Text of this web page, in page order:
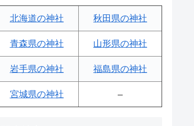
北海道の神社 秋田県の神社
青森県の神社 山形県の神社
岩手県の神社 福島県の神社
宮城県の神社 –